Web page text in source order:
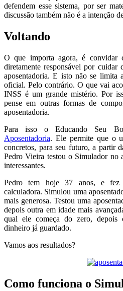
defendem esse sistema, por ser
discussão também não é a intenção
Voltando
O que importa agora, é
diretamente responsável por
aposentadoria. E isto não se limita
oficial. Pelo contrário. O que vai
INSS é um grande mistério. Por
pense em outras formas de
aposentadoria.
Para isso o Educando Seu
Aposentadoria. Ele permite que o
concretos, para seu futuro, a partir
Pedro Vieira testou o Simulador no
interessantes.
Pedro tem hoje 37 anos, e fez
calculadora. Simulou uma
mais generosa. Testou uma
depois outra em idade mais
qual ele começa do zero, depois
dinheiro já guardado.
Vamos aos resultados?
Como funciona o